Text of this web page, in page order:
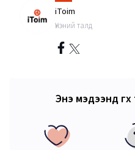
iToim
Үнэний талд
Энэ мэдээнд